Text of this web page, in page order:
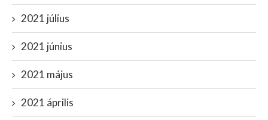
2021 július
2021 június
2021 május
2021 április